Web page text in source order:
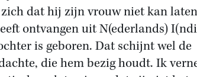
dat hij zijn vrouw niet kan
ontvangen uit N(ederlands)
is geboren. Dat schijnt wel de
die hem bezig houdt. Ik